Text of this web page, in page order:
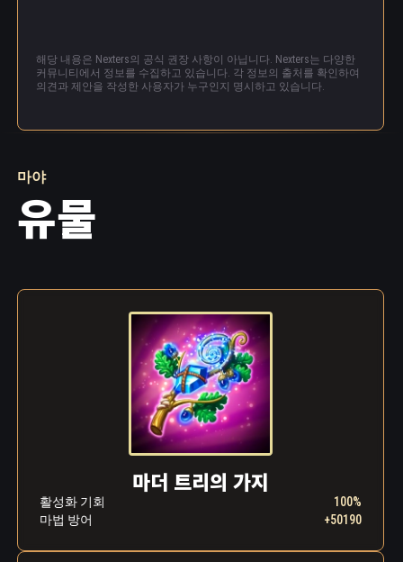
해당 내용은 Nexters의 공식 권장 사항이 아닙니다. Nexters는 다양한
커뮤니티에서 정보를 수집하고 있습니다. 각 정보의 출처를 확인하여
의견과 제안을 작성한 사용자가 누구인지 명시하고 있습니다.
마야
유물
마더 트리의 가지
활성화 기회
100%
마법 방어
+50190